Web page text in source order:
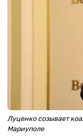
Луценко созывает
Мариуполе